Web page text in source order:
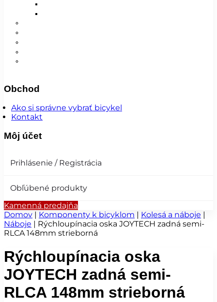
Obchod
Ako si správne vybrať bicykel
Kontakt
Môj účet
Prihlásenie / Registrácia
Obľúbené produkty
Kamenná predajňa
Domov | Komponenty k bicyklom | Kolesá a náboje |
Náboje | Rýchloupínacia oska JOYTECH zadná semi-
RLCA 148mm strieborná
Rýchloupínacia oska
JOYTECH zadná semi-
RLCA 148mm strieborná